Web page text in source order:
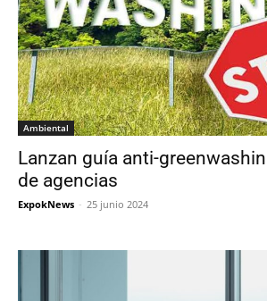
Ambiental
Lanzan guía anti-
de agencias
ExpokNews - 25 junio 2024